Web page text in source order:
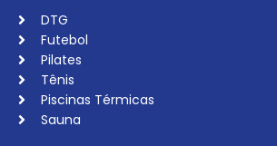
DTG
Futebol
Pilates
Tênis
Piscinas Térmicas
Sauna